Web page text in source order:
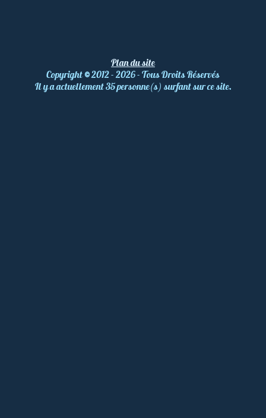
Plan du site
Copyright©2012 - 2026 - Tous Droits Réservés
Il y a actuellement 35 personne(s) surfant sur ce site.